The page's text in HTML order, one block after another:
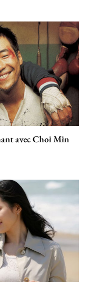
avec Choi Min